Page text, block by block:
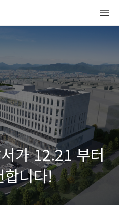
가 12.21 부터
합니다!